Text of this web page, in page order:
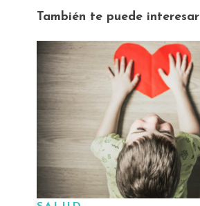
También te puede interesar